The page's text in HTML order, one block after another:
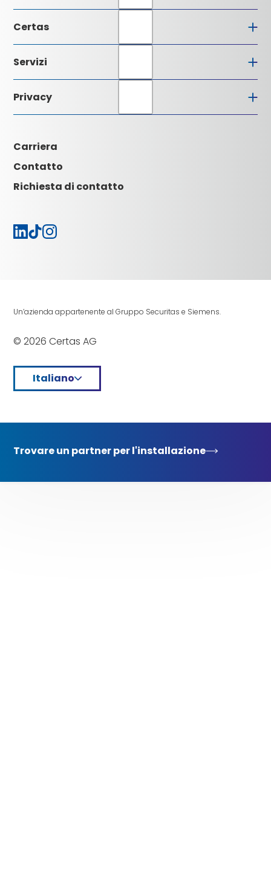
Certas
Direzione
Centrale di allarme
Comprensione della qualità
Certificazioni
Attualità
Carriera
Servizi
Downloads
Glossario
Privacy
Carriera
Contatto
Richiesta di contatto
Un’azienda appartenente al Gruppo Securitas e Siemens.
© 2026 Certas AG
Italiano
Trovare un partner per l'installazione